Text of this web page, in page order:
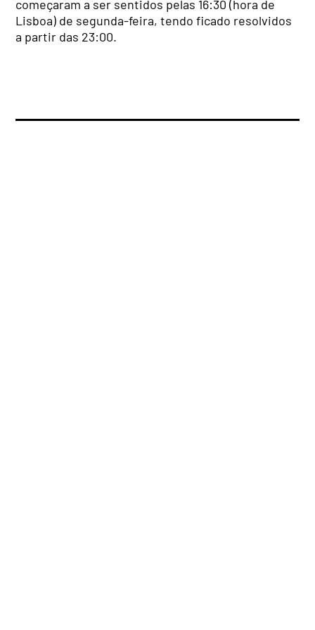
começaram a ser sentidos pelas 16:30 (hora de
Lisboa) de segunda-feira, tendo ficado resolvidos
a partir das 23:00.